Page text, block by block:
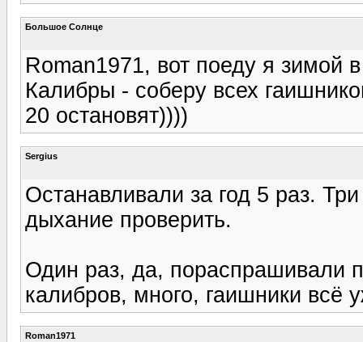
Большое Солнце
Roman1971, вот поеду я зимой
Калибры - соберу всех
20 остановят))))
Sergius
Останавливали за год 5 раз.
дыхание проверить.
Один раз, да, пораспрашивали
калибров, много, гаишники всё
Roman1971